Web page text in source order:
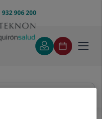
932 906 200